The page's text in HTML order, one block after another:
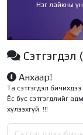
Нэг лайкны
Сэтгэгдэл
Анхаар!
Та сэтгэгдэл
Ёс бус сэтгэгдлийг
хүлээхгүй. !!!